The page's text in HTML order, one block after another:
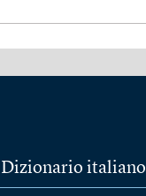
Dizionario italiano